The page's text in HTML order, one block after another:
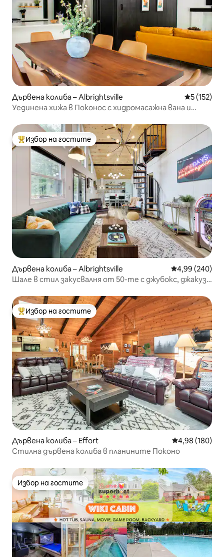
Дървена колиба – Albrightsville Средна
5 (152)
Уединена хижа в Поконос с хидромасажна вана и
Най-популярен избор на гостите
Избор на гостите
Дървена колиба – Albrightsville Средна
4,99 (240)
Шале в стил закусвалня от 50-те с джубокс, джакузи
Най-популярен избор на гостите
Избор на гостите
Дървена колиба – Effort Средна
4,98 (180)
Стилна дървена колиба в планините Поконо
Избор на гостите
Избор на гостите